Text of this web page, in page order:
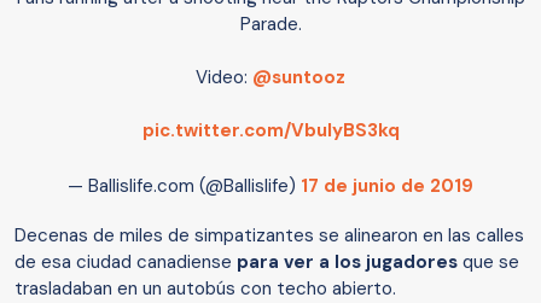
Parade.
Video: @suntooz
pic.twitter.com/VbulyBS3kq
— Ballislife.com (@Ballislife) 17 de junio de 2019
Decenas de miles de simpatizantes se alinearon en las calles
de esa ciudad canadiense para ver a los jugadores que se
trasladaban en un autobús con techo abierto.